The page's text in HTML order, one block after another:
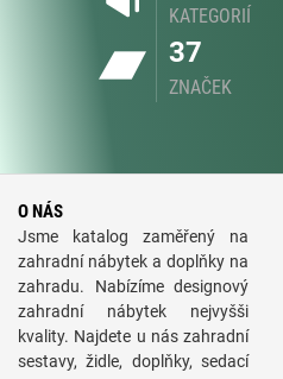
KATEGORIÍ
37
ZNAČEK
O NÁS
Jsme katalog zaměřený na
zahradní nábytek a doplňky na
zahradu. Nabízíme designový
zahradní nábytek nejvyšši
kvality. Najdete u nás zahradní
sestavy, židle, doplňky, sedací